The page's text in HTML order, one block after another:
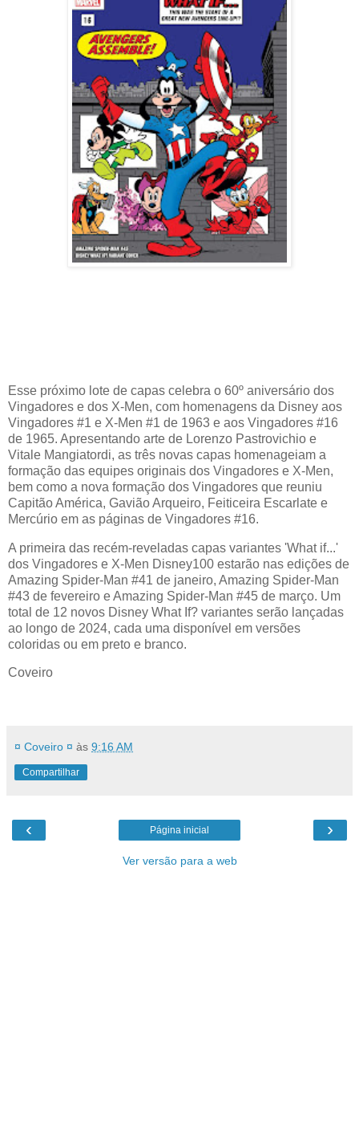
Esse próximo lote de capas celebra o 60º aniversário dos
Vingadores e dos X-Men, com homenagens da Disney aos
Vingadores #1 e X-Men #1 de 1963 e aos Vingadores #16
de 1965. Apresentando arte de Lorenzo Pastrovichio e
Vitale Mangiatordi, as três novas capas homenageiam a
formação das equipes originais dos Vingadores e X-Men,
bem como a nova formação dos Vingadores que reuniu
Capitão América, Gavião Arqueiro, Feiticeira Escarlate e
Mercúrio em as páginas de Vingadores #16.
A primeira das recém-reveladas capas variantes 'What if...'
dos Vingadores e X-Men Disney100 estarão nas edições de
Amazing Spider-Man #41 de janeiro, Amazing Spider-Man
#43 de fevereiro e Amazing Spider-Man #45 de março. Um
total de 12 novos Disney What If? variantes serão lançadas
ao longo de 2024, cada uma disponível em versões
coloridas ou em preto e branco.
Coveiro
¤ Coveiro ¤ às 9:16 AM
Compartilhar
‹ ›
Página inicial
Ver versão para a web